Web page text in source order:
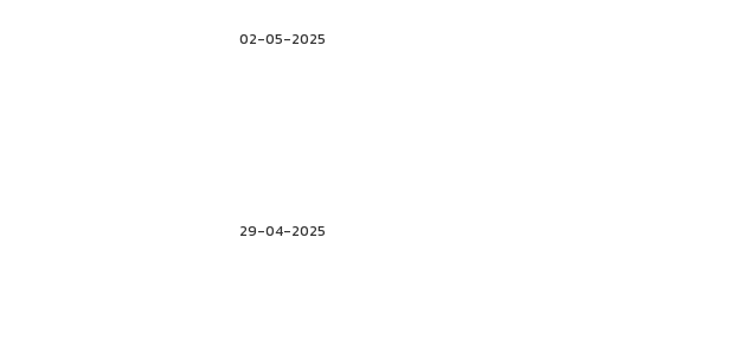
02-05-2025
29-04-2025